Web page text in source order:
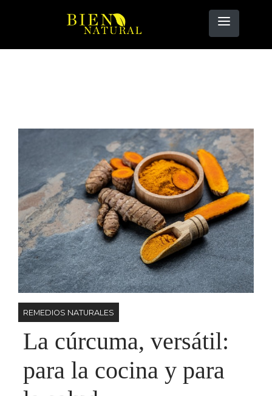
REMEDIOS NATURALES
La cúrcuma, versátil:
para la cocina y para